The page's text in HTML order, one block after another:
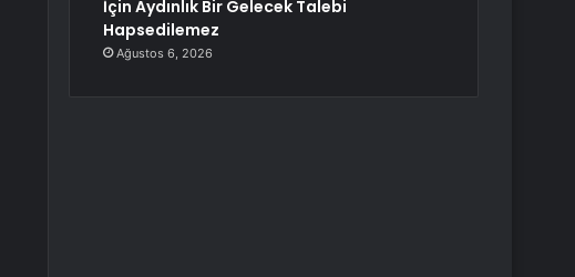
İçin Aydınlık Bir Gelecek Talebi
Hapsedilemez
Ağustos 6, 2026